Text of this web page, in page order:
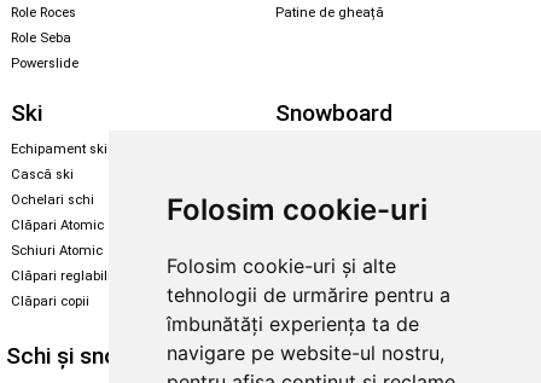
Folosim cookie-uri
Folosim cookie-uri și alte
tehnologii de urmărire pentru a
îmbunătăți experiența ta de
navigare pe website-ul nostru,
Role Roces
Role Seba
Powerslide
Patine de gheață
Ski
Echipament ski
Cască ski
Ochelari schi
Clăpari Atomic
Schiuri Atomic
Clăpari reglabili
Clăpari copii
Snowboard
Legături Rome SDS
Santa Cruz
Enuff Skateboards
Schi și snowboard Diverse